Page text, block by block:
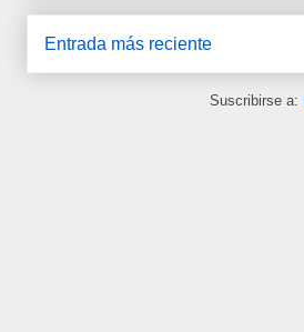
Entrada más reciente
Suscribirse a: